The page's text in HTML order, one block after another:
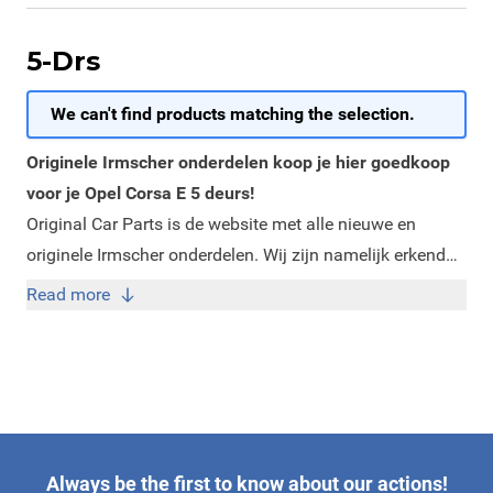
5-Drs
We can't find products matching the selection.
Originele Irmscher onderdelen koop je hier goedkoop
voor je Opel Corsa E 5 deurs!
Original Car Parts is de website met alle nieuwe en
originele Irmscher onderdelen. Wij zijn namelijk erkend
dealer van Irmscher. Op onze website vindt je alle nieuwe
deurs een sportiever uiterlijk te geven. Irmscher is
namelijk erkend tuner van Opel en werkt erg nauw
Read more
Always be the first to know about our actions!